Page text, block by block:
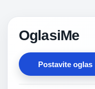
OglasiMe
Postavite oglas